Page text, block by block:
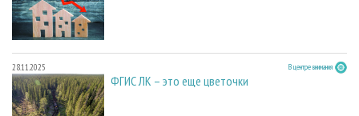
28.11.2025 В центре внимания
ФГИС ЛК – это еще цветочки